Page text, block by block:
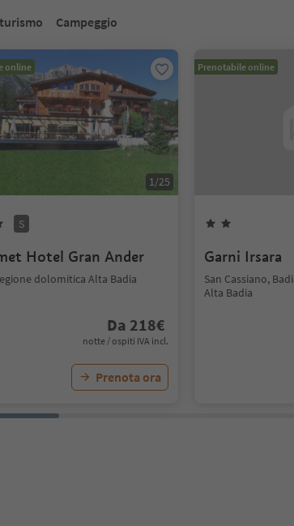
Campeggio
online
1/25
S
Hotel Gran Ander
dolomitica Alta Badia
Da 218€
notte / ospiti IVA incl.
Prenota ora
Prenotabile online
Garni Irsara
San Cassiano,
Alta Badia